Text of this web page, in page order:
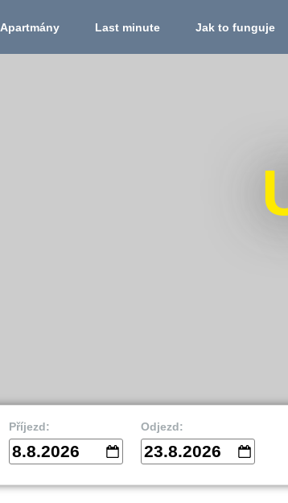
Apartmány Last minute Jak to funguje
Příjezd:
8.8.2026
Odjezd:
23.8.2026